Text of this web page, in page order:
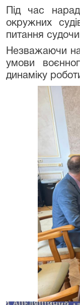
Під час
окружних
питання
Незважаючи на
умови
динаміку